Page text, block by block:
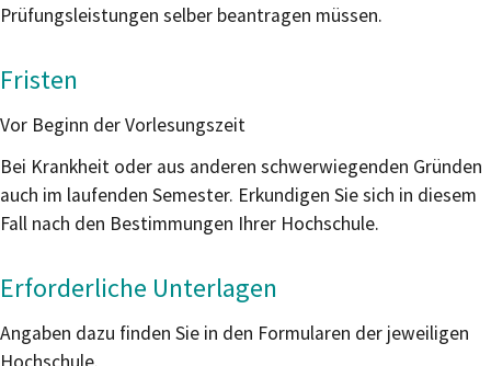
Prüfungsleistungen selber beantragen müssen.
Fristen
Vor Beginn der Vorlesungszeit
Bei Krankheit oder aus anderen schwerwiegenden Gründen
auch im laufenden Semester. Erkundigen Sie sich in diesem
Fall nach den Bestimmungen Ihrer Hochschule.
Erforderliche Unterlagen
Angaben dazu finden Sie in den Formularen der jeweiligen